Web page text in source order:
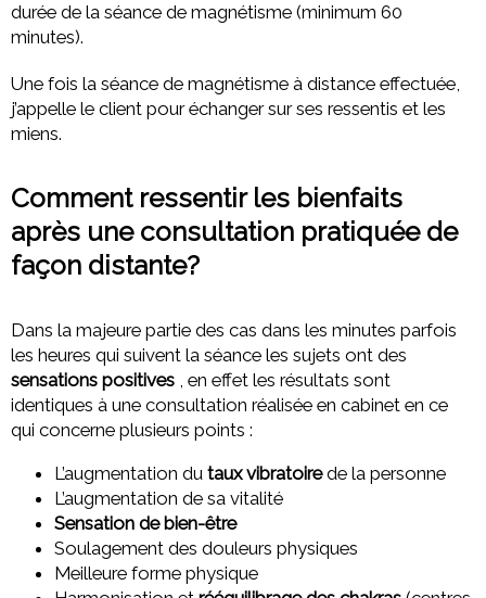
durée de la séance de magnétisme (minimum 60
minutes).
Une fois la séance de magnétisme à distance effectuée,
j’appelle le client pour échanger sur ses ressentis et les
miens.
Comment ressentir les bienfaits
après une consultation pratiquée de
façon distante?
Dans la majeure partie des cas dans les minutes parfois
les heures qui suivent la séance les sujets ont des
sensations positives , en effet les résultats sont
identiques à une consultation réalisée en cabinet en ce
qui concerne plusieurs points :
L’augmentation du taux vibratoirede la personne
L’augmentation de sa vitalité
Sensation de bien-être
Soulagement des douleurs physiques
Meilleure forme physique